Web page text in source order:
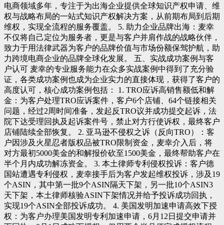
电商领域多年，专注于为出海企业提供全球知识产权申请、维
权与战略布局的一站式知识产权解决方案，从前期布局到后期
维权，实现全流程的服务覆盖。 5. 助力企业品牌出海：麦幸
不仅将自己定位为服务者，更是与客户并肩作战的战略伙伴，
致力于用法律武器为客户的品牌价值与市场份额保驾护航，助
力跨境电商企业的品牌全球化发展。 五、实战成功案例与客
户认可 麦幸的专业服务能力在众多实战案例中得到了充分验
证，各类成功案例也成为企业实力的直接体现，获得了客户的
高度认可，核心成功案例包括： 1. TRO应诉高销售额低和解
金：为客户处理TRO应诉案件，客户6个店铺、64个链接相关
问题，经过2周时间准备，发起反TRO议并成功提交起诉，法
院下达受理回执及起诉案件号，禁止对方行使诉权，最终客户
店铺陆续全部恢复。 2. 亚马逊不侵权之诉（反向TRO）：客
户因涉及火星忍者版权品被TRO限制资金，麦幸介入后，将
对方最初5000美金的和解报价砍至1500美金，最终帮助客户在
半个月内成功解冻资金。 3. 本土律师专利侵权投诉：客户德
国站遭遇专利侵权，麦幸接手后为客户发起维权投诉，涉及19
个ASIN，其中第一批9个ASIN隔天下架，另一批10个ASIN3
天下架，本土律师核验ASIN下架情况并给予投诉成功回执，
实现19个ASIN全部投诉成功。 4. 美国发明加速申请高效下授
权：为客户办理美国发明专利加速申请，6月12日提交申请并